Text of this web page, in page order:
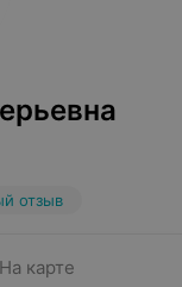
отзыв
На карте